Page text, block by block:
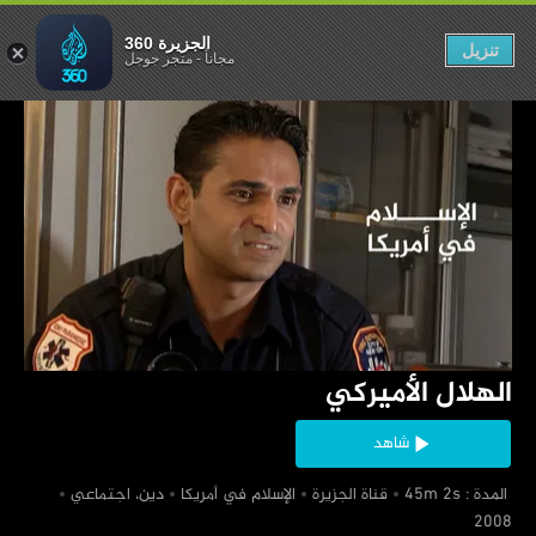
‏الهلال الأميركي
شاهد
‏ المدة : 45m 2s
‏قناة الجزيرة ‏الإسلام في أمريكا
‏دين، اجتماعي
الهلال الأميركي
الجزيرة 360
مجاناً-متجر جوجل تنزيل